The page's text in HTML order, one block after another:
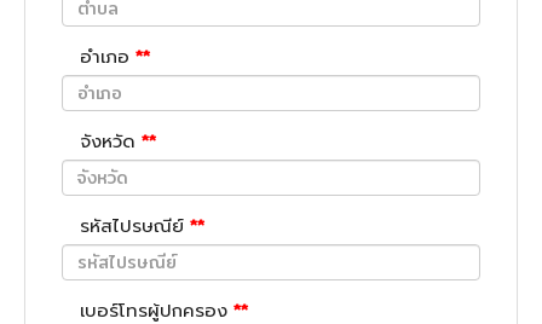
อำเภอ **
จังหวัด **
รหัสไปรษณีย์ **
เบอร์โทรผู้ปกครอง **